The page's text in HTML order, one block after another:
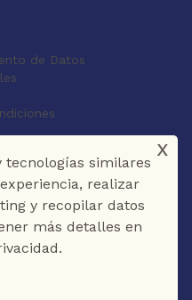
de Datos
tecnologías similares
realizar
y recopilar datos
más detalles en
x